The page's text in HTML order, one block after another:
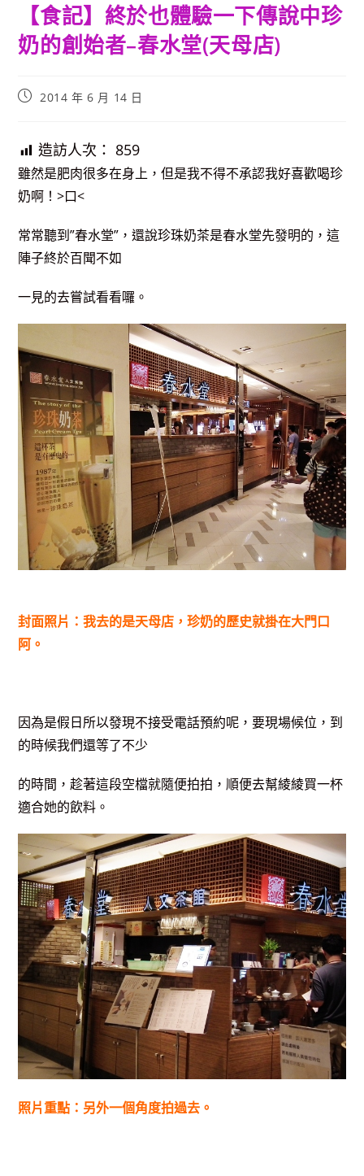
【食記】終於也體驗一下傳說中珍
奶的創始者–春水堂(天母店)
Post2014 年 6 月 14 日
造訪人次： 859
雖然是肥肉很多在身上，但是我不得不承認我好喜歡喝珍
奶啊！>口<
常常聽到”春水堂”，還說珍珠奶茶是春水堂先發明的，這
陣子終於百聞不如
一見的去嘗試看看囉。
封面照片：我去的是天母店，珍奶的歷史就掛在大門口
阿。
因為是假日所以發現不接受電話預約呢，要現場候位，到
的時候我們還等了不少
的時間，趁著這段空檔就隨便拍拍，順便去幫綾綾買一杯
適合她的飲料。
照片重點：另外一個角度拍過去。